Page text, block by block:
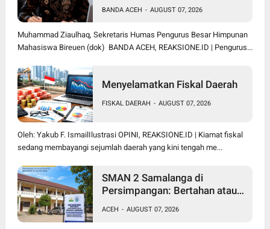
BANDA ACEH - AUGUST 07, 2026
Muhammad Ziaulhaq, Sekretaris Humas Pengurus Besar Himpunan
Mahasiswa Bireuen (dok) BANDA ACEH, REAKSIONE.ID | Pengurus...
Menyelamatkan Fiskal Daerah
FISKAL DAERAH - AUGUST 07, 2026
Oleh: Yakub F. IsmailIlustrasi OPINI, REAKSIONE.ID | Kiamat fiskal
sedang membayangi sejumlah daerah yang kini tengah me...
SMAN 2 Samalanga di
Persimpangan: Bertahan atau
ACEH - AUGUST 07, 2026